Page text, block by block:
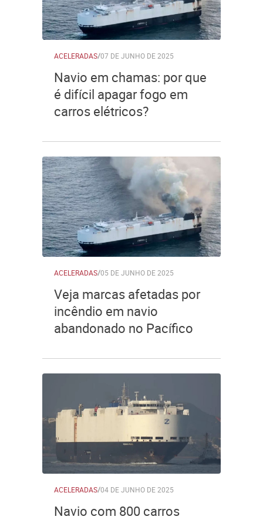
ACELERADAS/07 DE JUNHO DE 2025
Navio em chamas: por que
é difícil apagar fogo em
carros elétricos?
ACELERADAS/05 DE JUNHO DE 2025
Veja marcas afetadas por
incêndio em navio
abandonado no Pacífico
ACELERADAS/04 DE JUNHO DE 2025
Navio com 800 carros